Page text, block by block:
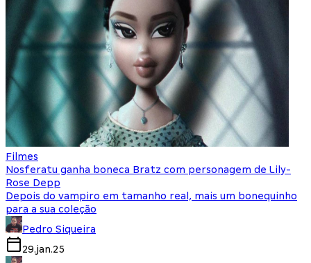
Filmes
Nosferatu ganha boneca Bratz com personagem de Lily-
Rose Depp
Depois do vampiro em tamanho real, mais um bonequinho
para a sua coleção
Pedro Siqueira
29.jan.25